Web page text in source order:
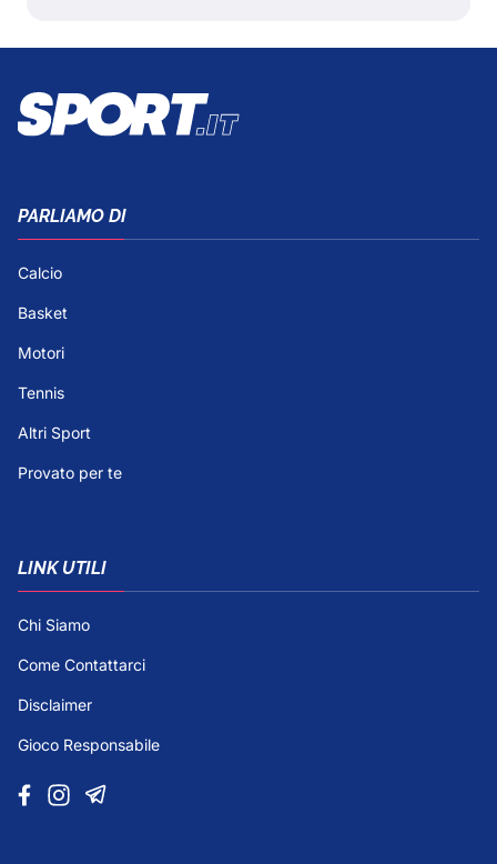
PARLIAMO DI
Calcio
Basket
Motori
Tennis
Altri Sport
Provato per te
LINK UTILI
Chi Siamo
Come Contattarci
Disclaimer
Gioco Responsabile